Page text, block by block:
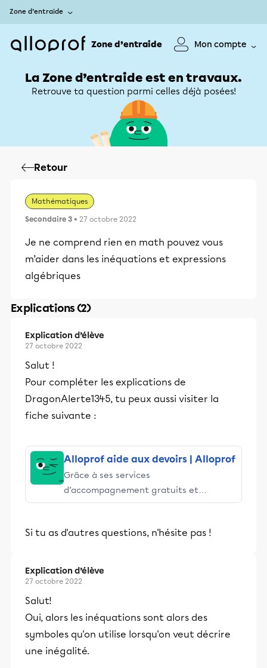
Zone d’entraide
Zone d’entraide Mon compte
La Zone d’entraide est en travaux.
Retrouve ta question parmi celles déjà posées!
Retour
Mathématiques
Secondaire 3 • 27 octobre 2022
Je ne comprend rien en math pouvez vous
m’aider dans les inéquations et expressions
algébriques
Explications (2)
Explication d’élève
27 octobre 2022
Salut !
Pour compléter les explications de
DragonAlerte1345, tu peux aussi visiter la
fiche suivante :
Alloprof aide aux devoirs | Alloprof
Grâce à ses services
d’accompagnement gratuits et
stimulants, Alloprof engage les élèves
éducative.
Si tu as d'autres questions, n'hésite pas !
Explication d’élève
27 octobre 2022
Salut!
Oui, alors les inéquations sont alors des
symboles qu'on utilise lorsqu'on veut décrire
une inégalité.